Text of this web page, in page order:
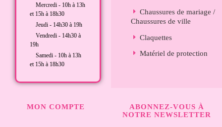
Mercredi - 10h à 13h
et 15h à 18h30
Jeudi - 14h30 à 19h
Vendredi - 14h30 à
19h
Samedi - 10h à 13h
et 15h à 18h30
Chaussures de mariage /
Chaussures de ville
Claquettes
Matériel de protection
MON COMPTE
ABONNEZ-VOUS À
NOTRE NEWSLETTER